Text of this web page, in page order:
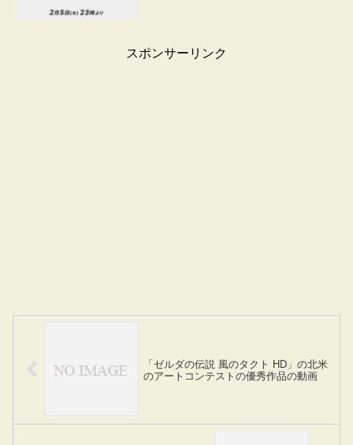
スポンサーリンク
「ゼルダの伝説 風のタクト HD」の北米
のアートコンテストの優秀作品の動画